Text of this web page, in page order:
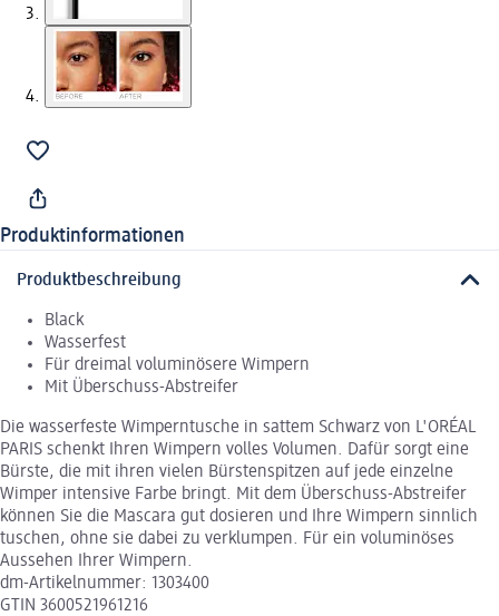
Produktinformationen
Produktbeschreibung
Black
Wasserfest
Für dreimal voluminösere Wimpern
Mit Überschuss-Abstreifer
Die wasserfeste Wimperntusche in sattem Schwarz von L'ORÉAL
PARIS schenkt Ihren Wimpern volles Volumen. Dafür sorgt eine
Bürste, die mit ihren vielen Bürstenspitzen auf jede einzelne
Wimper intensive Farbe bringt. Mit dem Überschuss-Abstreifer
können Sie die Mascara gut dosieren und Ihre Wimpern sinnlich
tuschen, ohne sie dabei zu verklumpen. Für ein voluminöses
Aussehen Ihrer Wimpern.
dm-Artikelnummer: 1303400
GTIN 3600521961216